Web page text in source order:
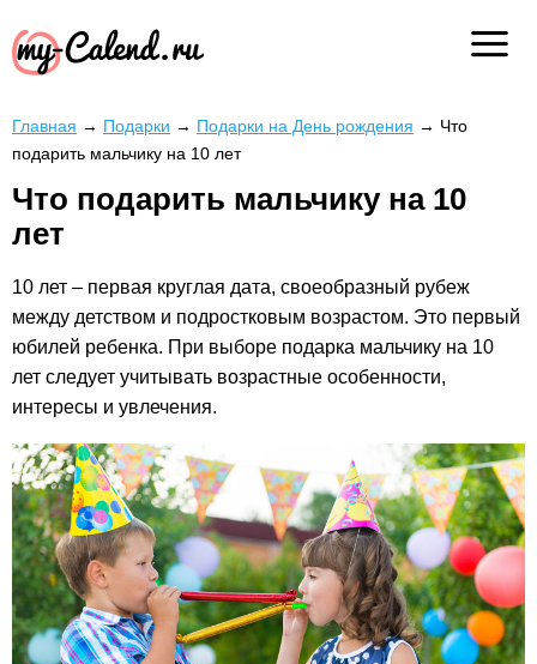
Главная → Подарки → Подарки на День рождения → Что
подарить мальчику на 10 лет
Что подарить мальчику на 10
лет
10 лет – первая круглая дата, своеобразный рубеж
между детством и подростковым возрастом. Это первый
юбилей ребенка. При выборе подарка мальчику на 10
лет следует учитывать возрастные особенности,
интересы и увлечения.